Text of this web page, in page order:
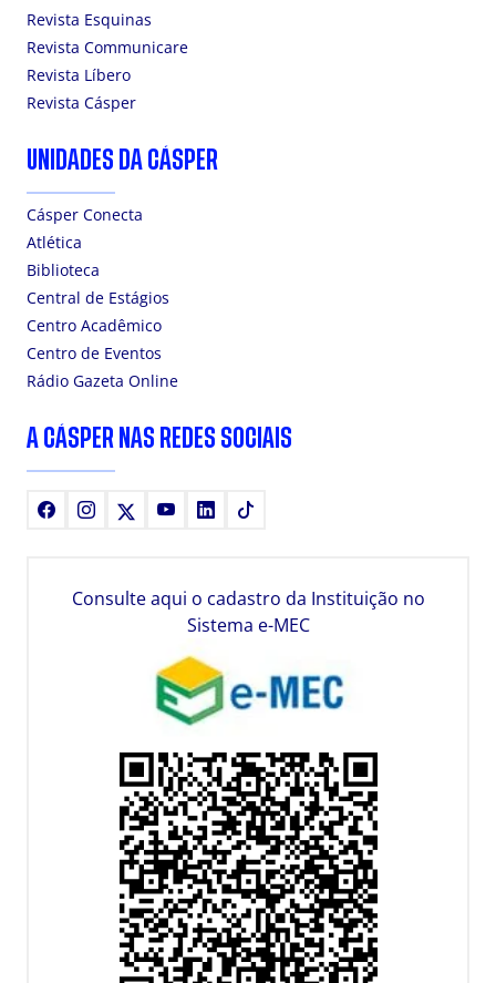
Revista Esquinas
Revista Communicare
Revista Líbero
Revista Cásper
UNIDADES DA CÁSPER
Cásper Conecta
Atlética
Biblioteca
Central de Estágios
Centro Acadêmico
Centro de Eventos
Rádio Gazeta Online
A CÁSPER NAS REDES SOCIAIS
FacebookInstagram YoutubeLinkedIn
Consulte aqui o cadastro da Instituição no
Sistema e-MEC